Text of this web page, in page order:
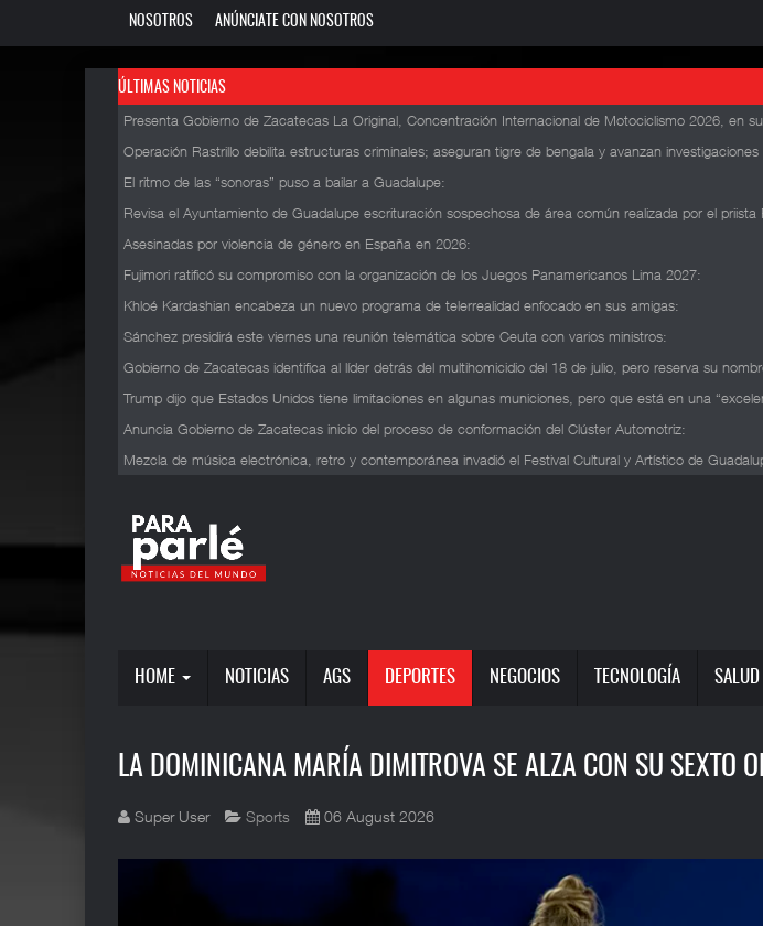
NOSOTROS ANÚNCIATE CON NOSOTROS
ÚLTIMAS NOTICIAS
Presenta Gobierno de Zacatecas La Original, Concentración Internacional de Motociclismo 2026, en
Operación Rastrillo debilita estructuras criminales; aseguran tigre de bengala y avanzan
El ritmo de las “sonoras” puso a bailar a Guadalupe:
Revisa el Ayuntamiento de Guadalupe escrituración sospechosa de área común realizada por el
Asesinadas por violencia de género en España en 2026:
Fujimori ratificó su compromiso con la organización de los Juegos Panamericanos Lima 2027:
Khloé Kardashian encabeza un nuevo programa de telerrealidad enfocado en sus amigas:
Sánchez presidirá este viernes una reunión telemática sobre Ceuta con varios ministros:
Gobierno de Zacatecas identifica al líder detrás del multihomicidio del 18 de julio, pero reserva su
Trump dijo que Estados Unidos tiene limitaciones en algunas municiones, pero que está en una
Anuncia Gobierno de Zacatecas inicio del proceso de conformación del Clúster Automotriz:
Mezcla de música electrónica, retro y contemporánea invadió el Festival Cultural y Artístico de
HOME NOTICIAS AGS DEPORTES NEGOCIOS TECNOLOGÍA SALUD
LA DOMINICANA MARÍA DIMITROVA SE ALZA CON SU SEXTO
Super User Sports 06 August 2026